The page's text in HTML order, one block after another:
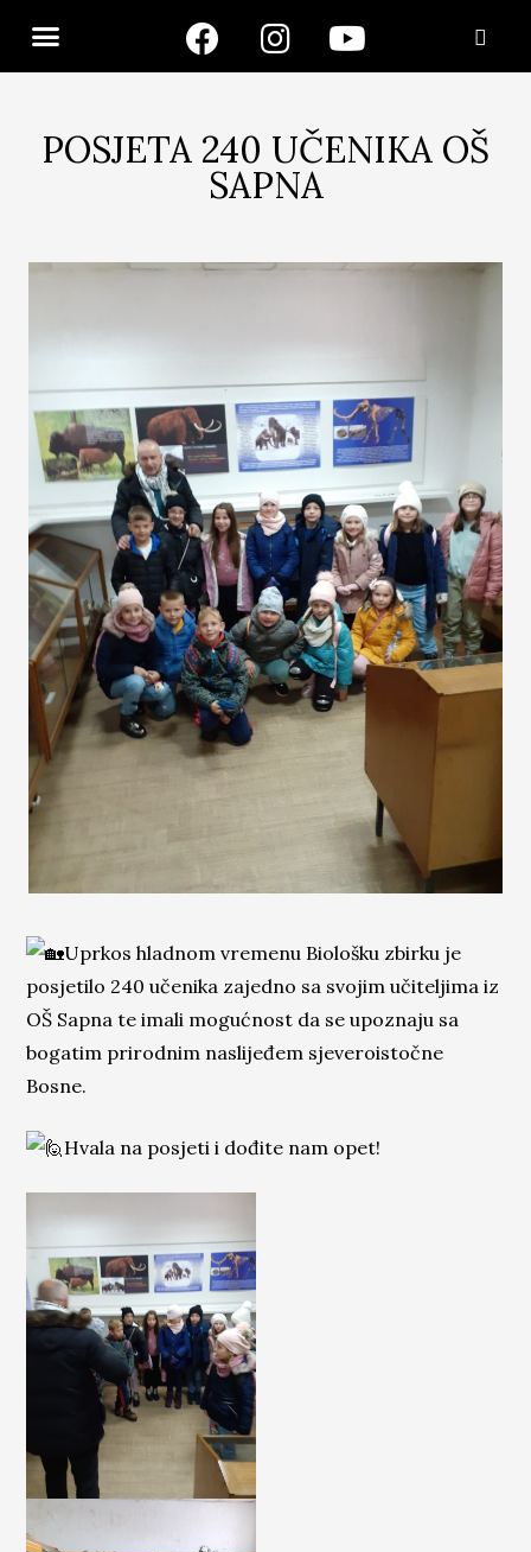
POSJETA 240 UČENIKA OŠ
SAPNA
Uprkos hladnom vremenu Biološku zbirku je
posjetilo 240 učenika zajedno sa svojim učiteljima iz
OŠ Sapna te imali mogućnost da se upoznaju sa
bogatim prirodnim naslijeđem sjeveroistočne
Bosne.
Hvala na posjeti i dođite nam opet!